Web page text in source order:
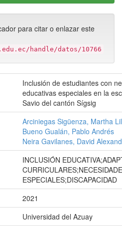
para citar o enlazar este
handle/datos/10766
Inclusión de estudiantes con
educativas especiales en la
Savio del cantón Sígsig
Arciniegas Sigüenza, Martha
Bueno Gualán, Pablo Andrés
Neira Gavilanes, David
INCLUSIÓN
ESPECIALES;DISCAPACIDAD
2021
Universidad del Azuay